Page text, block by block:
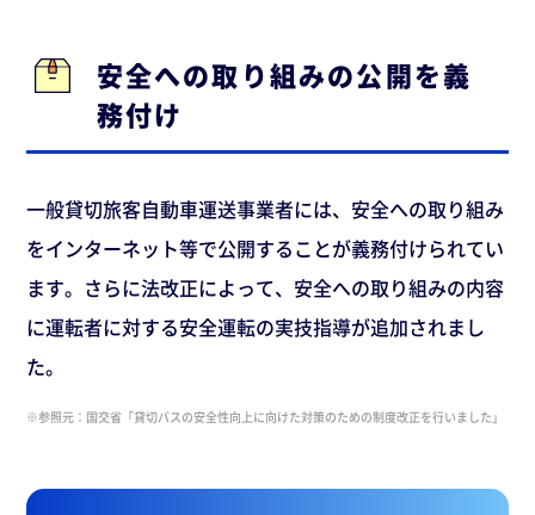
安全への取り組みの公開を義
務付け
一般貸切旅客自動車運送事業者には、安全への取り組み
をインターネット等で公開することが義務付けられてい
ます。さらに法改正によって、安全への取り組みの内容
に運転者に対する安全運転の実技指導が追加されまし
た。
※参照元：国交省「貸切バスの安全性向上に向けた対策のための制度改正を行いました」